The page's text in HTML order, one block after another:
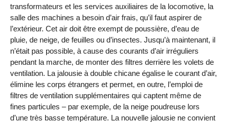
transformateurs et les services auxiliaires de la locomotive, la
salle des machines a besoin d’air frais, qu’il faut aspirer de
l’extérieur. Cet air doit être exempt de poussière, d’eau de
pluie, de neige, de feuilles ou d’insectes. Jusqu’à maintenant, il
n’était pas possible, à cause des courants d’air irréguliers
pendant la marche, de monter des filtres derrière les volets de
ventilation. La jalousie à double chicane égalise le courant d’air,
élimine les corps étrangers et permet, en outre, l’emploi de
filtres de ventilation supplémentaires qui captent même de
fines particules – par exemple, de la neige poudreuse lors
d’une très basse température. La nouvelle jalousie ne convient